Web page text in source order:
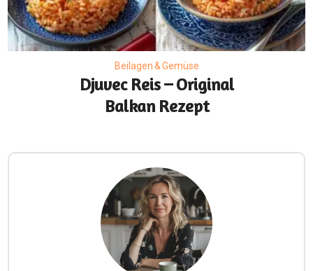
Beilagen & Gemüse
Djuvec Reis – Original
Balkan Rezept